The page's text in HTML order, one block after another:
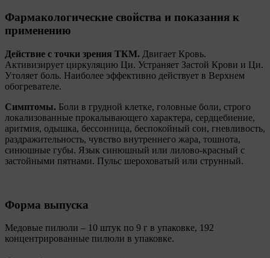
Фармакологические свойства и показания к
применению
Действие с точки зрения ТКМ. Двигает Кровь.
Активизирует циркуляцию Ци. Устраняет Застой Крови и Ци.
Утоляет боль. Наиболее эффективно действует в Верхнем
обогревателе.
Симптомы. Боли в грудной клетке, головные боли, строго
локализованные прокалывающего характера, сердцебиение,
аритмия, одышка, бессонница, беспокойный сон, гневливость,
раздражительность, чувство внутреннего жара, тошнота,
синюшные губы. Язык синюшный или лилово-красный с
застойными пятнами. Пульс шероховатый или струнный.
Форма выпуска
Медовые пилюли – 10 штук по 9 г в упаковке, 192
концентрированные пилюли в упаковке.